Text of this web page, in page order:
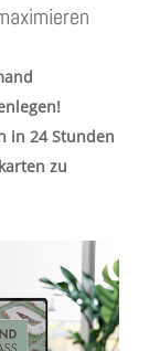
in 24 Stunden
zu